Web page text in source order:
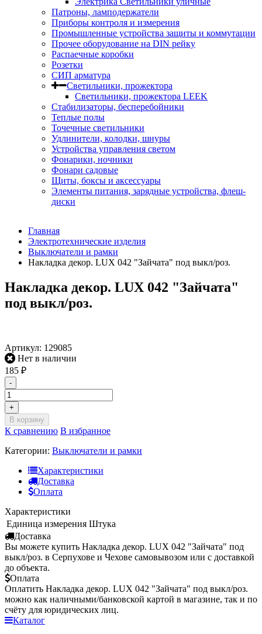
Патроны, ламподержатели
Приборы контроля и измерения
Промышленные устройства защиты и коммутации
Прочее оборудование на DIN рейку
Распаечные коробки
Розетки
СИП арматура
Светильники, прожектора
Светильники, прожектора LEEK
Стабилизаторы, бесперебойники
Теплые полы
Точечные светильники
Удлинители, колодки, шнуры
Устройства управления светом
Фонарики, ночники
Фонари садовые
Щиты, боксы и аксессуары
Элементы питания, зарядные устройства, флеш-
диски
Главная
Электротехнические изделия
Выключатели и рамки
Накладка декор. LUX 042 "Зайчата" под выкл/роз.
Накладка декор. LUX 042 "Зайчата"
под выкл/роз.
Артикул: 129085
Нет в наличии
185 ₽
-
+
В корзину
К сравнению В избранное
Категории: Выключатели и рамки
Характеристики
Доставка
Оплата
Характеристики
Единица измерения Штука
Доставка
Вы можете купить Накладка декор. LUX 042 "Зайчата" под
выкл/роз. в Серпухове и Чехове самовывозом или с доставкой
до объекта.
Оплата
Оплатить Накладка декор. LUX 042 "Зайчата" под выкл/роз.
можно как наличными/банковской картой в магазине, так и по
счёту для юридических лиц.
Каталог